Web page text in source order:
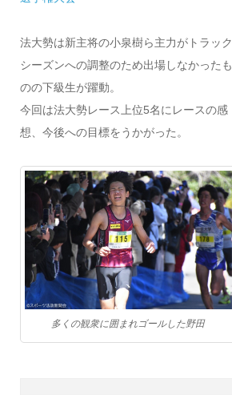
法大勢は新主将の小泉樹ら主力がトラック
シーズンへの調整のため出場しなかったも
のの下級生が躍動。
今回は法大勢レース上位5名にレースの感
想、今後への目標をうかがった。
多くの観衆に囲まれゴールした野田